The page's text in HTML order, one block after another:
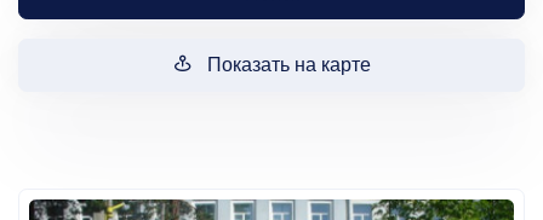
Показать на карте